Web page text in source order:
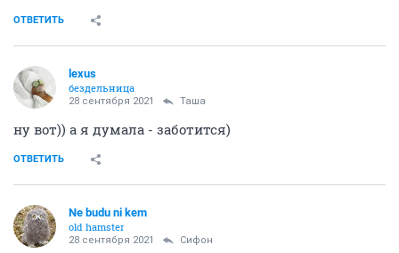
ОТВЕТИТЬ
lexus
бездельница
28 сентября 2021 Таша
ну вот)) а я думала - заботится)
ОТВЕТИТЬ
Ne budu ni kem
old hamster
28 сентября 2021 Сифон